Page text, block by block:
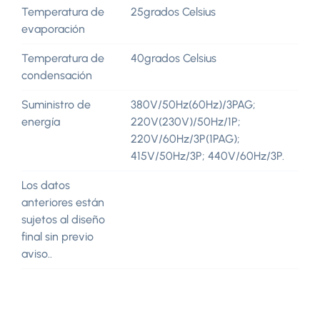
Temperatura de
evaporación
25grados Celsius
Temperatura de
condensación
40grados Celsius
Suministro de
energía
380V/50Hz(60Hz)/3PAG;
220V(230V)/50Hz/1P;
220V/60Hz/3P(1PAG);
415V/50Hz/3P; 440V/60Hz/3P.
Los datos
anteriores están
sujetos al diseño
final sin previo
aviso..